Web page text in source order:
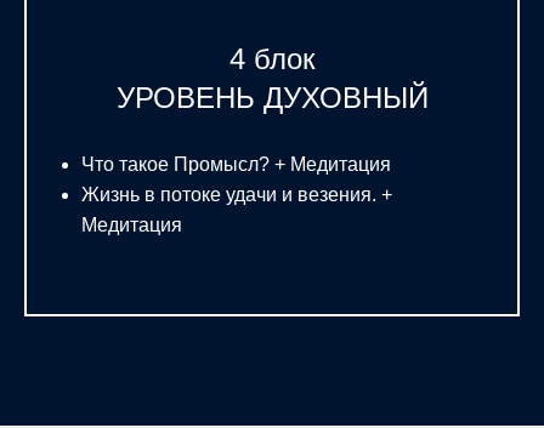
4 блок
УРОВЕНЬ ДУХОВНЫЙ
Что такое Промысл? + Медитация
Жизнь в потоке удачи и везения. +
Медитация